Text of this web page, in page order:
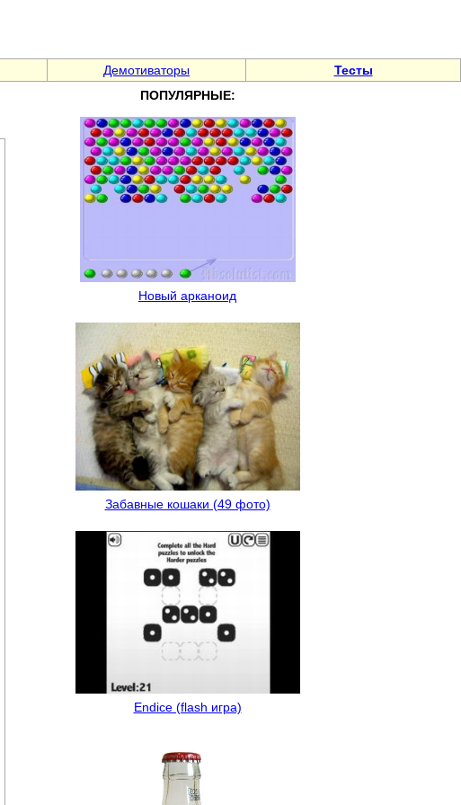
Демотиваторы Тесты
ПОПУЛЯРНЫЕ:
Новый арканоид
Забавные кошаки (49 фото)
Endice (flash игра)